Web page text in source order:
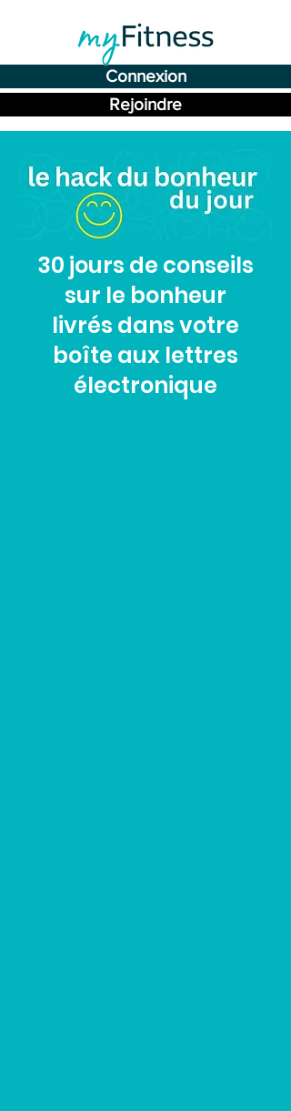
Connexion
Rejoindre
30 jours de conseils
sur le bonheur
livrés dans votre
boîte aux lettres
électronique